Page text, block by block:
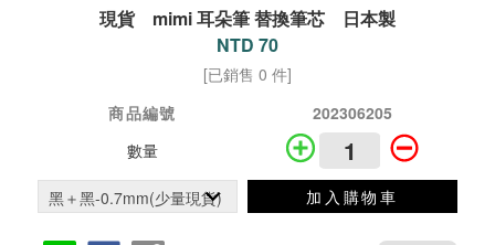
現貨 mimi 耳朵筆 替換筆芯 日本製
NTD 70
[已銷售 0 件]
商品編號
202306205
數量
加入購物車